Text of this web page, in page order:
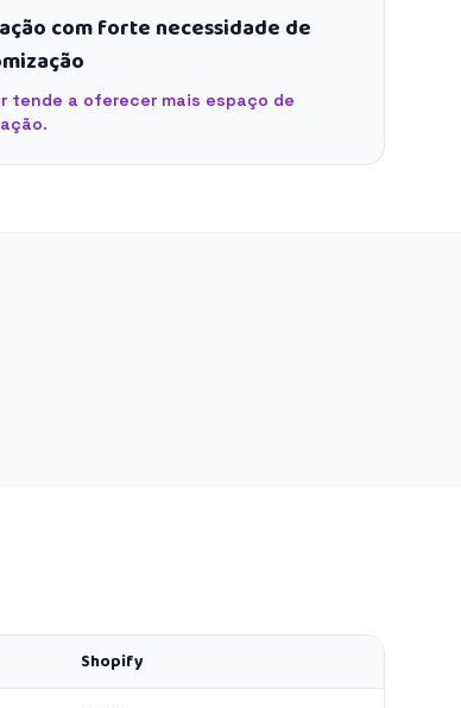
com forte necessidade de
tende a oferecer mais espaço de
Shopify